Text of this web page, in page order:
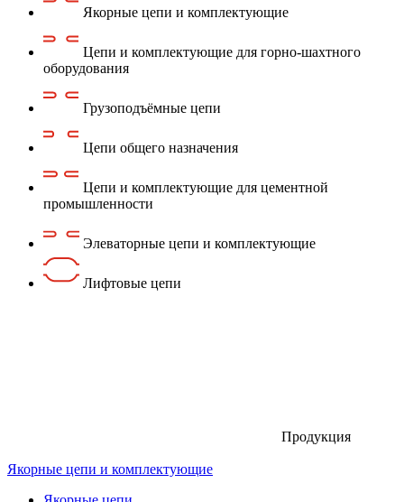
Якорные цепи и комплектующие
Цепи и комплектующие для горно-шахтного
оборудования
Грузоподъёмные цепи
Цепи общего назначения
Цепи и комплектующие для цементной
промышленности
Элеваторные цепи и комплектующие
Лифтовые цепи
Продукция
Якорные цепи и комплектующие